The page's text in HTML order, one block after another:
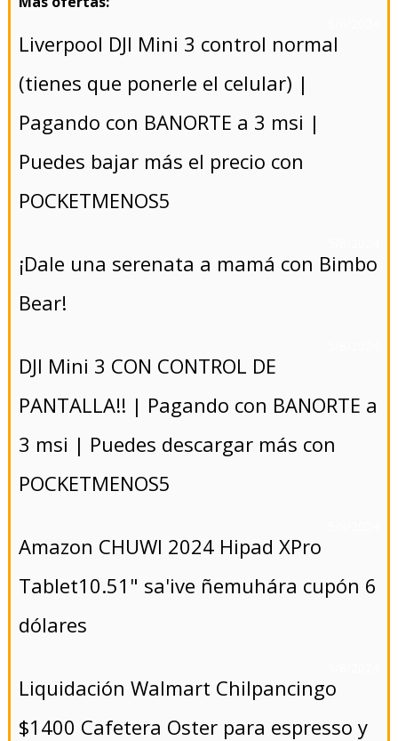
Liverpool DJI Mini 3 control normal
(tienes que ponerle el celular) |
Pagando con BANORTE a 3 msi |
Puedes bajar más el precio con
POCKETMENOS5
¡Dale una serenata a mamá con Bimbo
Bear!
DJI Mini 3 CON CONTROL DE
PANTALLA!! | Pagando con BANORTE a
3 msi | Puedes descargar más con
POCKETMENOS5
Amazon CHUWI 2024 Hipad XPro
Tablet10.51" sa'ive ñemuhára cupón 6
dólares
Liquidación Walmart Chilpancingo
$1400 Cafetera Oster para espresso y